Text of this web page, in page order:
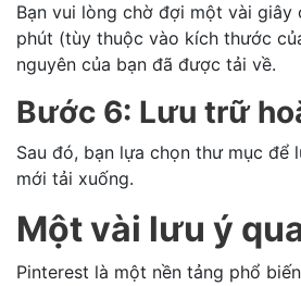
Bạn vui lòng chờ đợi một vài giây
phút (tùy thuộc vào kích thước
nguyên của bạn đã được tải về.
Bước 6: Lưu trữ
Sau đó, bạn lựa chọn thư mục để
mới tải xuống.
Một vài lưu ý
Pinterest là một nền tảng phổ